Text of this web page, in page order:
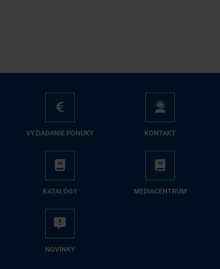
VY­ŽIA­DA­NIE PO­NU­KY KON­TAKT
KA­TA­LÓ­GY ME­DIA­CEN­TRUM
NO­VIN­KY